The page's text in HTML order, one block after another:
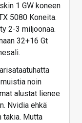
1 GW koneen
5080 Koneita.
2-3 miljoonaa.
32+16 Gt
noin
alustat lienee
Nvidia ehkä
takia. Mutta